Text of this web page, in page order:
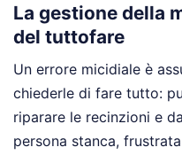
La gestione della
del tuttofare
Un errore micidiale è
chiederle di fare tutto:
riparare le recinzioni e
persona stanca,